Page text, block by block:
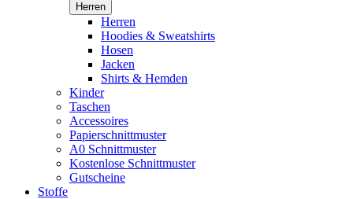
Herren
Herren
Hoodies & Sweatshirts
Hosen
Jacken
Shirts & Hemden
Kinder
Taschen
Accessoires
Papierschnittmuster
A0 Schnittmuster
Kostenlose Schnittmuster
Gutscheine
Stoffe